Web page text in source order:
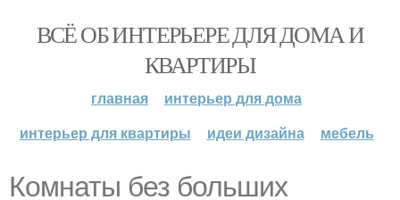
ВСЁ ОБ ИНТЕРЬЕРЕ ДЛЯ ДОМА И
КВАРТИРЫ
главная
интерьер для дома
интерьер для квартиры
идеи дизайна мебель
Комнаты без больших